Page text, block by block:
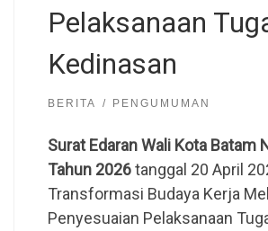
Pelaksanaan
Kedinasan
BERITA PENGUMUMAN
Surat Edaran Wali Kota Batam
Tahun 2026tanggal 20 April
Transformasi Budaya Kerja
Penyesuaian Pelaksanaan